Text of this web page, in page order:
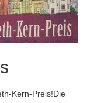
Kern-Preis!Die